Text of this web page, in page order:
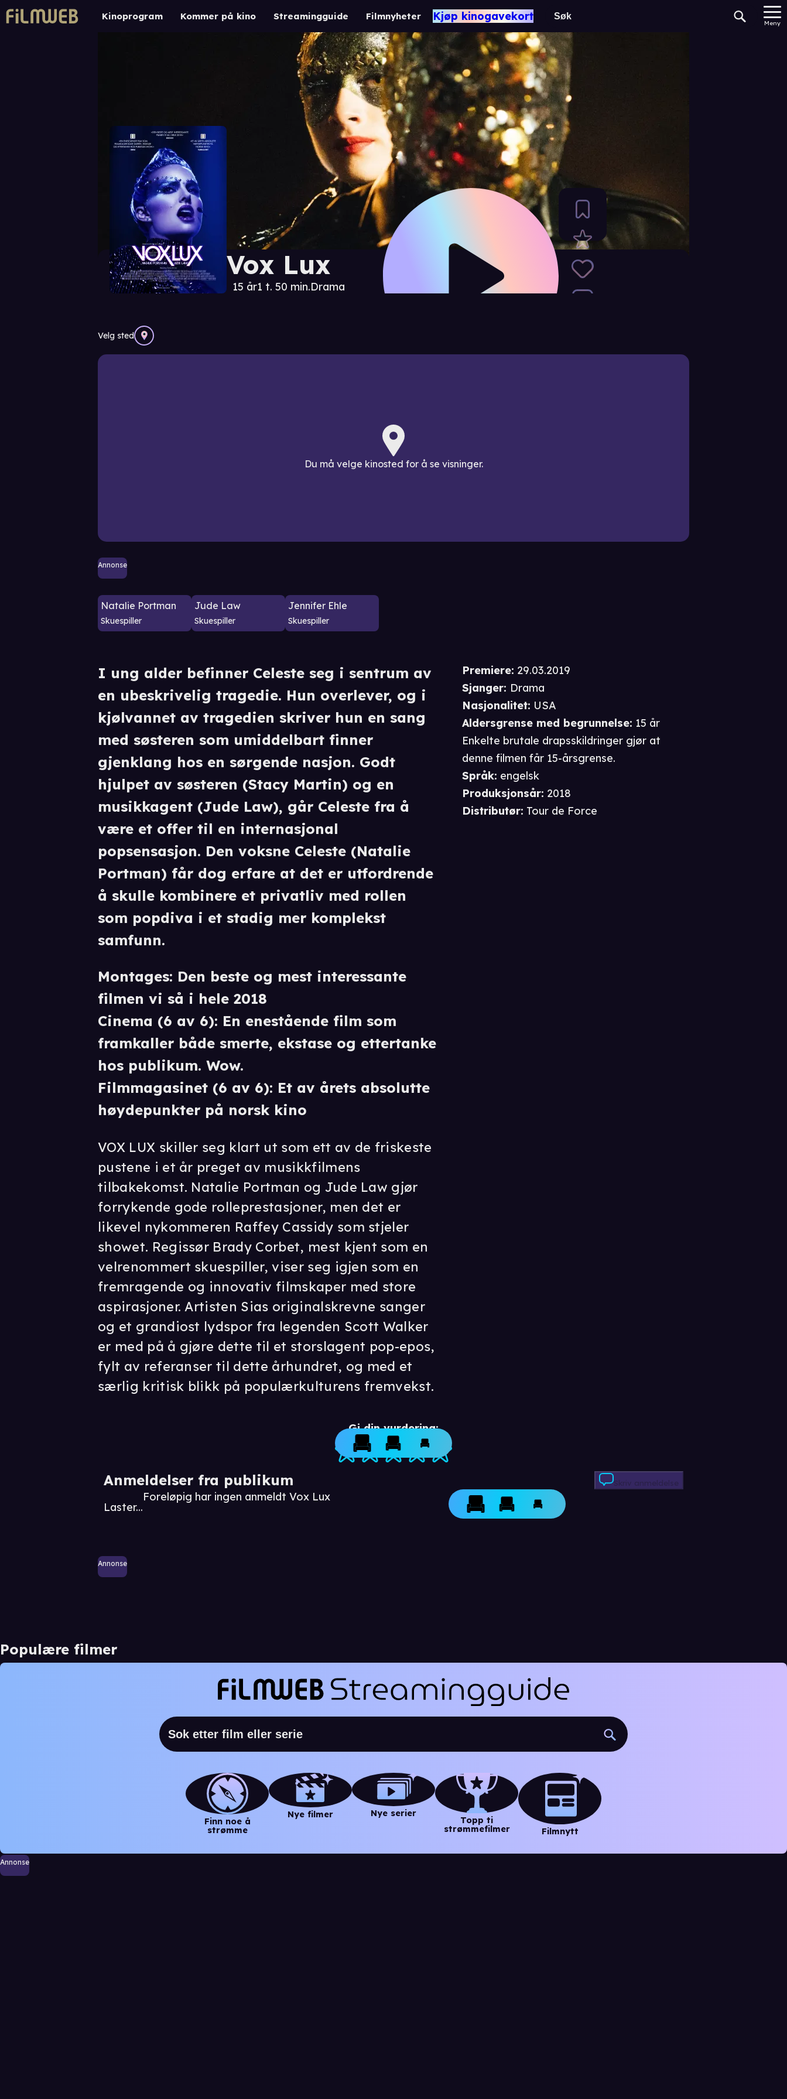
Kinoprogram Kommer på kino Streamingguide Filmnyheter Kjøp kinogavekort
Meny
Vox Lux
15 år1 t. 50 min.Drama
Velg sted
Du må velge kinosted for å se visninger.
Annonse
Natalie Portman
Skuespiller
Jude Law
Skuespiller
Jennifer Ehle
Skuespiller
Gi din vurdering:
Anmeldelser fra publikum
Laster...
Foreløpig har ingen anmeldt Vox Lux
Skriv anmeldelse
Annonse
Premiere: 29.03.2019
Sjanger: Drama
Nasjonalitet: USA
Aldersgrense med begrunnelse: 15 år
Enkelte brutale drapsskildringer gjør at
denne filmen får 15-årsgrense.
Språk: engelsk
Produksjonsår: 2018
Distributør: Tour de Force
I ung alder befinner Celeste seg i sentrum av
en ubeskrivelig tragedie. Hun overlever, og i
kjølvannet av tragedien skriver hun en sang
med søsteren som umiddelbart finner
gjenklang hos en sørgende nasjon. Godt
hjulpet av søsteren (Stacy Martin) og en
musikkagent (Jude Law), går Celeste fra å
være et offer til en internasjonal
popsensasjon. Den voksne Celeste (Natalie
Portman) får dog erfare at det er utfordrende
å skulle kombinere et privatliv med rollen
som popdiva i et stadig mer komplekst
samfunn.
Montages: Den beste og mest interessante
filmen vi så i hele 2018
Cinema (6 av 6): En enestående film som
framkaller både smerte, ekstase og ettertanke
hos publikum. Wow.
Filmmagasinet (6 av 6): Et av årets absolutte
høydepunkter på norsk kino
VOX LUX skiller seg klart ut som ett av de friskeste
pustene i et år preget av musikkfilmens
tilbakekomst. Natalie Portman og Jude Law gjør
forrykende gode rolleprestasjoner, men det er
likevel nykommeren Raffey Cassidy som stjeler
showet. Regissør Brady Corbet, mest kjent som en
velrenommert skuespiller, viser seg igjen som en
fremragende og innovativ filmskaper med store
aspirasjoner. Artisten Sias originalskrevne sanger
og et grandiost lydspor fra legenden Scott Walker
er med på å gjøre dette til et storslagent pop-epos,
fylt av referanser til dette århundret, og med et
særlig kritisk blikk på populærkulturens fremvekst.
Populære filmer
Finn noe å
strømme
Nye filmer Nye serier
Topp ti
strømmefilmer
Filmnytt
Annonse